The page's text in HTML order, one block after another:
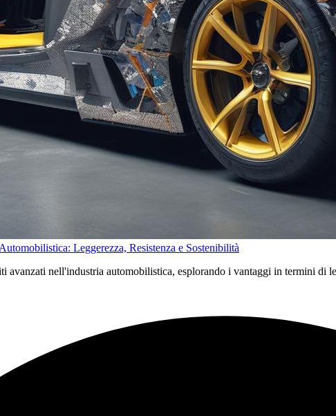
Leggerezza, Resistenza e Sostenibilità
nell'industria automobilistica, esplorando i vantaggi in termini di